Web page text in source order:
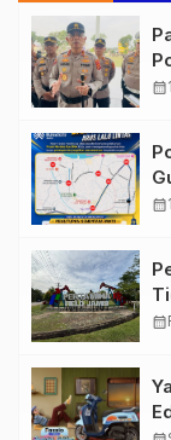
calendar_month
calendar_month
calendar_month